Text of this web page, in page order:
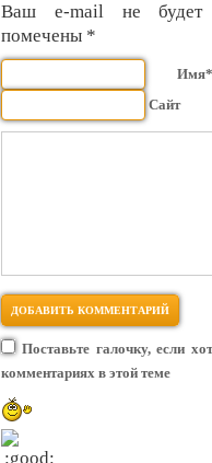
Ваш e-mail не будет
помечены *
Имя*
Сайт
Поставьте галочку, если
комментариях в этой теме